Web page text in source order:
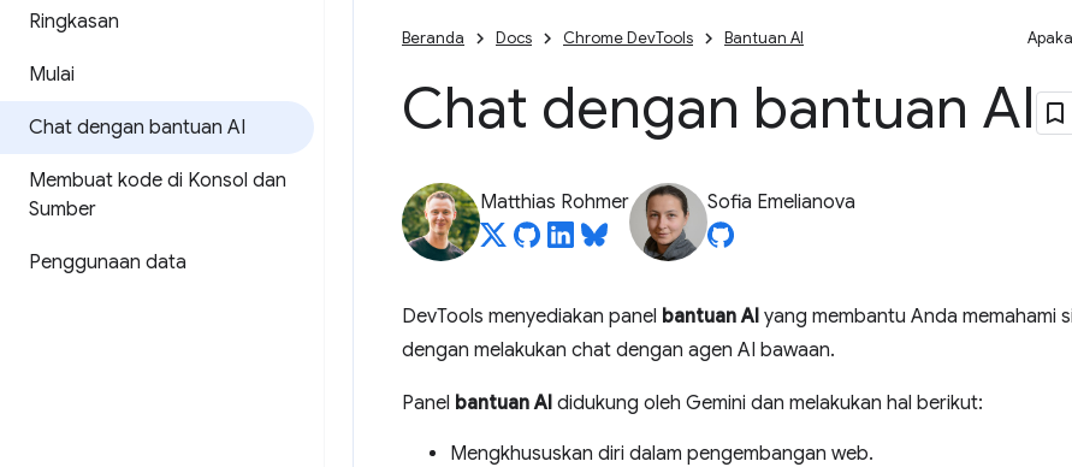
Ringkasan
Mulai
Chat dengan bantuan AI
Membuat kode di Konsol dan
Sumber
Penggunaan data
Beranda Docs Chrome DevTools Bantuan AI
Chat dengan bantuan AI
Matthias Rohmer Sofia Emelianova
DevTools menyediakan panel bantuan AI yang membantu Anda memahami
dengan melakukan chat dengan agen AI bawaan.
Panel bantuan AI didukung oleh Gemini dan melakukan hal berikut:
Mengkhususkan diri dalam pengembangan web.